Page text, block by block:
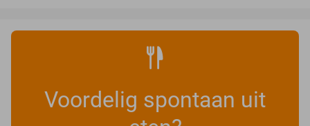
Voordelig spontaan uit